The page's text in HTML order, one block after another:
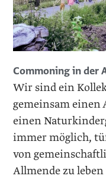
Commoning in der
Wir sind ein
gemeinsam
einen
immer möglich,
von
Allmende zu